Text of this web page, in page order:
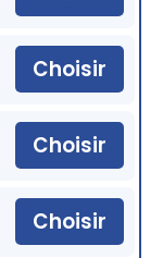
Choisir
Choisir
Choisir